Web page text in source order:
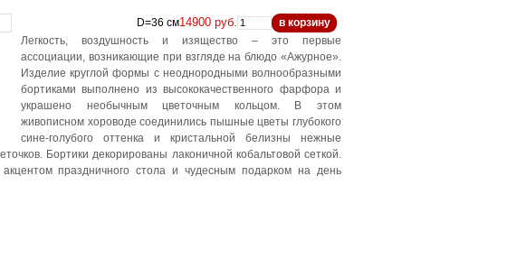
D=36 см14900 руб.
в корзину
Легкость, воздушность и изящество – это первые
ассоциации, возникающие при взгляде на блюдо «Ажурное».
Изделие круглой формы с неоднородными волнообразными
бортиками выполнено из высококачественного фарфора и
украшено необычным цветочным кольцом. В этом
живописном хороводе соединились пышные цветы глубокого
сине-голубого оттенка и кристальной белизны нежные
Бортики декорированы лаконичной кобальтовой сеткой.
праздничного стола и чудесным подарком на день